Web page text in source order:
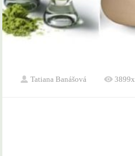
Tatiana Banášová 3899x